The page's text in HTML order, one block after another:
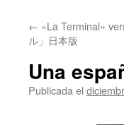
← «La Terminal»
ル」日本版
Una
Publicada el